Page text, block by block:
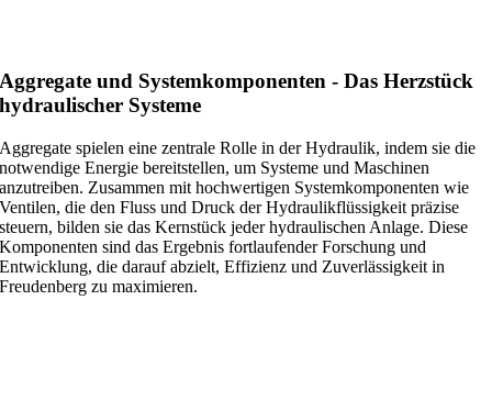
Aggregate und Systemkomponenten - Das Herzstück
hydraulischer Systeme
Aggregate spielen eine zentrale Rolle in der Hydraulik, indem sie die
notwendige Energie bereitstellen, um Systeme und Maschinen
anzutreiben. Zusammen mit hochwertigen Systemkomponenten wie
Ventilen, die den Fluss und Druck der Hydraulikflüssigkeit präzise
steuern, bilden sie das Kernstück jeder hydraulischen Anlage. Diese
Komponenten sind das Ergebnis fortlaufender Forschung und
Entwicklung, die darauf abzielt, Effizienz und Zuverlässigkeit in
Freudenberg zu maximieren.